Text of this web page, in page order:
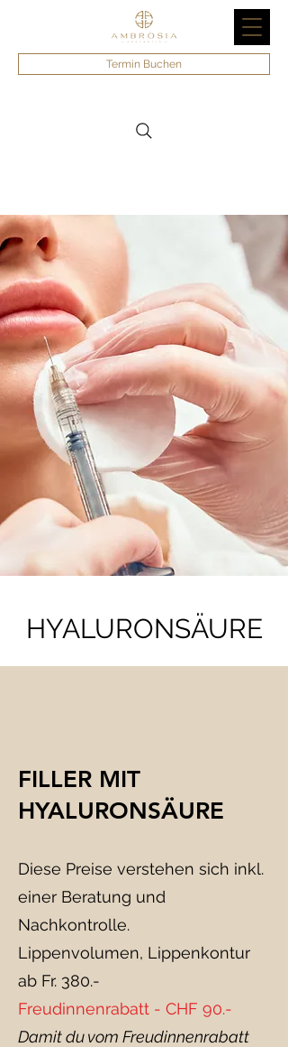
Termin Buchen
HYALURONSÄURE
FILLER MIT
HYALURONSÄURE
Diese Preise verstehen sich inkl.
einer Beratung und
Nachkontrolle.
Lippenvolumen, Lippenkontur
ab Fr. 380.-
Freudinnenrabatt - CHF 90.-
Damit du vom Freudinnenrabatt